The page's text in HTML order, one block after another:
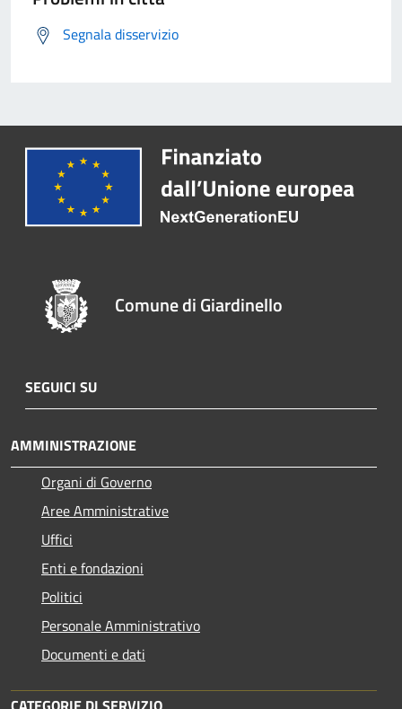
Segnala disservizio
Comune di Giardinello
SEGUICI SU
AMMINISTRAZIONE
Organi di Governo
Aree Amministrative
Uffici
Enti e fondazioni
Politici
Personale Amministrativo
Documenti e dati